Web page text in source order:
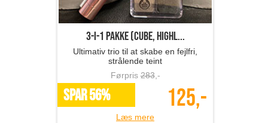
3-i-1 pakke (cube, highl...
Ultimativ trio til at skabe en fejlfri,
strålende teint
Førpris283,-
SPAR 56% 125,-
Læs mere